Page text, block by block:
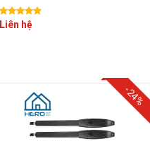
Liên hệ
-24%